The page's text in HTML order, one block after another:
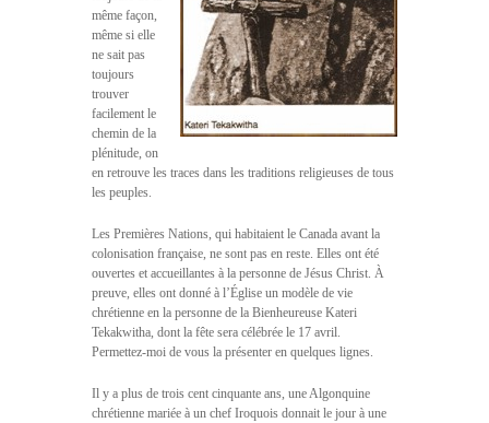
même façon,
même si elle
ne sait pas
toujours
trouver
facilement le
chemin de la
plénitude, on
en retrouve les traces dans les traditions religieuses de tous
les peuples.
Les Premières Nations, qui habitaient le Canada avant la
colonisation française, ne sont pas en reste. Elles ont été
ouvertes et accueillantes à la personne de Jésus Christ. À
preuve, elles ont donné à l’Église un modèle de vie
chrétienne en la personne de la Bienheureuse Kateri
Tekakwitha, dont la fête sera célébrée le 17 avril.
Permettez-moi de vous la présenter en quelques lignes.
Il y a plus de trois cent cinquante ans, une Algonquine
chrétienne mariée à un chef Iroquois donnait le jour à une